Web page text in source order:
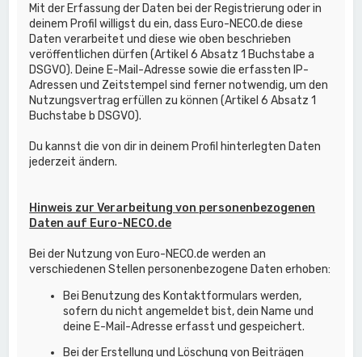
Mit der Erfassung der Daten bei der Registrierung oder in
deinem Profil willigst du ein, dass Euro-NECO.de diese
Daten verarbeitet und diese wie oben beschrieben
veröffentlichen dürfen (Artikel 6 Absatz 1 Buchstabe a
DSGVO). Deine E-Mail-Adresse sowie die erfassten IP-
Adressen und Zeitstempel sind ferner notwendig, um den
Nutzungsvertrag erfüllen zu können (Artikel 6 Absatz 1
Buchstabe b DSGVO).
Du kannst die von dir in deinem Profil hinterlegten Daten
jederzeit ändern.
Hinweis zur Verarbeitung von personenbezogenen
Daten auf Euro-NECO.de
Bei der Nutzung von Euro-NECO.de werden an
verschiedenen Stellen personenbezogene Daten erhoben:
Bei Benutzung des Kontaktformulars werden,
sofern du nicht angemeldet bist, dein Name und
deine E-Mail-Adresse erfasst und gespeichert.
Bei der Erstellung und Löschung von Beiträgen